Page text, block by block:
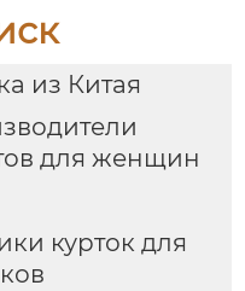
из Китая
для женщин
курток для